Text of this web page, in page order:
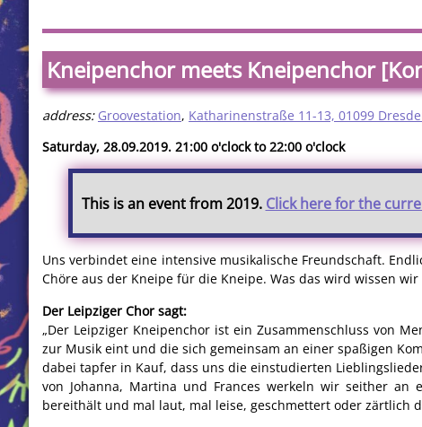
Kneipenchor meets Kneipenchor
address: Groovestation, Katharinenstraße 11-13, 01099
Saturday, 28.09.2019. 21:00 o'clock to 22:00 o'clock
This is an event from 2019. Click here for the
Uns verbindet eine intensive musikalische Freundschaft.
Chöre aus der Kneipe für die Kneipe. Was das wird wissen
Der Leipziger Chor sagt:
„Der Leipziger Kneipenchor ist ein Zusammenschluss von
zur Musik eint und die sich gemeinsam an einer spaßigen
dabei tapfer in Kauf, dass uns die einstudierten
von Johanna, Martina und Frances werkeln wir seither
bereithält und mal laut, mal leise, geschmettert oder zärtlich